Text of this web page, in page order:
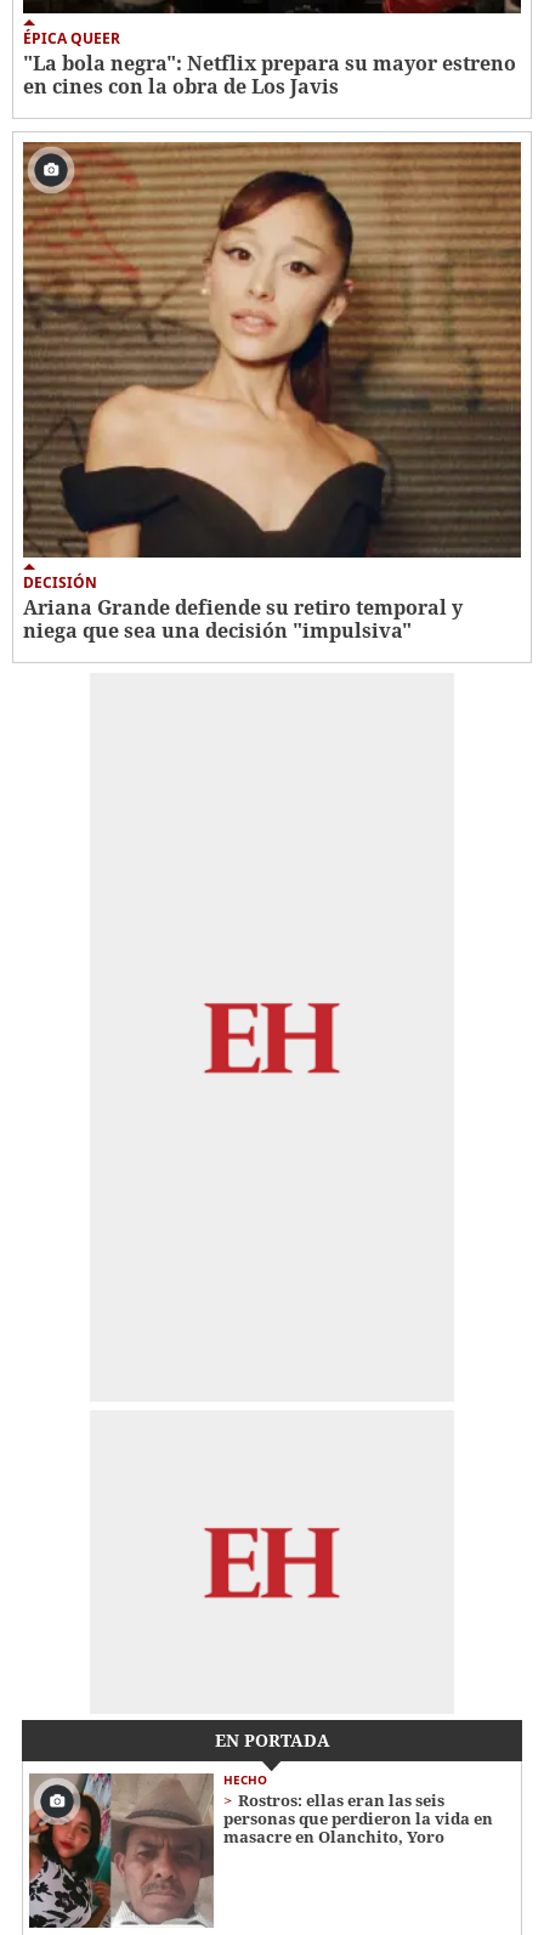
ÉPICA QUEER
"La bola negra": Netflix prepara su mayor estreno
en cines con la obra de Los Javis
DECISIÓN
Ariana Grande defiende su retiro temporal y
niega que sea una decisión "impulsiva"
EN PORTADA
HECHO
Rostros: ellas eran las seis
personas que perdieron la vida en
masacre en Olanchito, Yoro